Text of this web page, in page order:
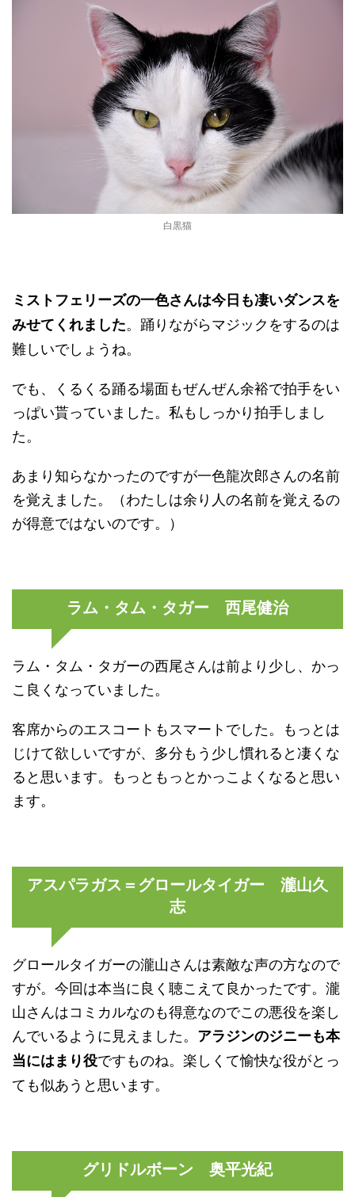
白黒猫
ミストフェリーズの一色さんは今日も凄いダンスを
みせてくれました。踊りながらマジックをするのは
難しいでしょうね。
でも、くるくる踊る場面もぜんぜん余裕で拍手をい
っぱい貰っていました。私もしっかり拍手しまし
た。
あまり知らなかったのですが一色龍次郎さんの名前
を覚えました。（わたしは余り人の名前を覚えるの
が得意ではないのです。）
ラム・タム・タガー 西尾健治
ラム・タム・タガーの西尾さんは前より少し、かっ
こ良くなっていました。
客席からのエスコートもスマートでした。もっとは
じけて欲しいですが、多分もう少し慣れると凄くな
ると思います。もっともっとかっこよくなると思い
ます。
アスパラガス＝グロールタイガー 瀧山久
志
グロールタイガーの瀧山さんは素敵な声の方なので
すが。今回は本当に良く聴こえて良かったです。瀧
山さんはコミカルなのも得意なのでこの悪役を楽し
んでいるように見えました。 アラジンのジニーも本
当にはまり役ですものね。楽しくて愉快な役がとっ
ても似あうと思います。
グリドルボーン 奥平光紀